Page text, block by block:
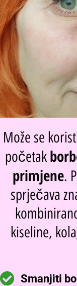
Može se
početak
primjene.
sprječava
kiseline,
Smanjiti